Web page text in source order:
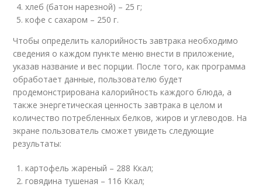
хлеб (батон нарезной) – 25 г;
кофе с сахаром – 250 г.
Чтобы определить калорийность завтрака необходимо
сведения о каждом пункте меню внести в приложение,
указав название и вес порции. После того, как программа
обработает данные, пользователю будет
продемонстрирована калорийность каждого блюда, а
также энергетическая ценность завтрака в целом и
количество потребленных белков, жиров и углеводов. На
экране пользователь сможет увидеть следующие
результаты:
картофель жареный – 288 Ккал;
говядина тушеная – 116 Ккал;